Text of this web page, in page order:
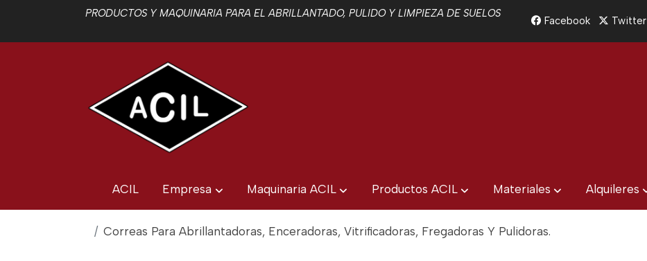
PRODUCTOS Y MAQUINARIA PARA EL ABRILLANTADO, PULIDO Y LIMPIEZA DE SUELOS
Facebook Twitter
ACIL Empresa Maquinaria ACIL Productos ACIL Materiales Alquileres
Correas Para Abrillantadoras, Enceradoras, Vitrificadoras, Fregadoras Y Pulidoras.